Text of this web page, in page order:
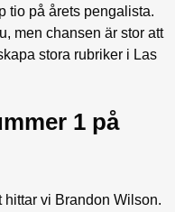
tio på årets pengalista.
men chansen är stor att
stora rubriker i Las
1 på
hittar vi Brandon Wilson.